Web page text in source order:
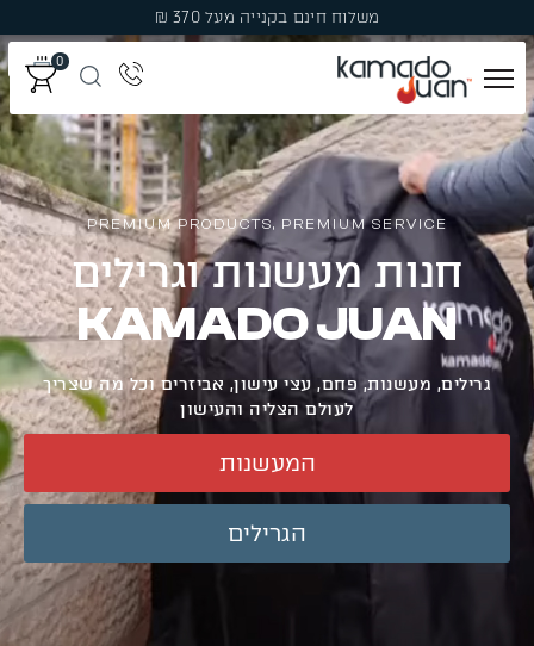
משלוח חינם בקנייה מעל 370 ₪
0
מְעַשְּׁנוֹת
גְּרִילִים
פֶּחָמִים
פֶּלֶט עֵץ לִמְעַשְּׁנָהּ
עֲצֵי עִשּׁוּן
PREMIUM PRODUCTS, PREMIUM SERVICE
חנות מעשנות וגרילים
KAMADO JUAN
גרילים, מעשנות, פחם, עצי עישון, אביזרים וכל מה שצריך
לעולם הצליה והעישון
המעשנות
הגרילים